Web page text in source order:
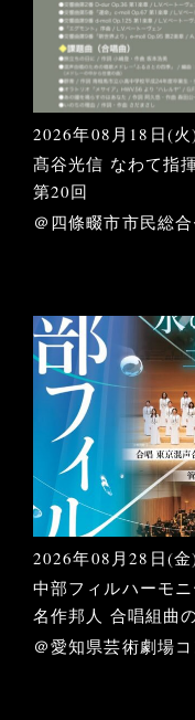
2026年08月18日(火
髙谷光信 なわて指
第20回
＠四條畷市市民総
2026年08月28日(金
中部フィルハーモ
名作邦人 合唱組曲
＠愛知県芸術劇場